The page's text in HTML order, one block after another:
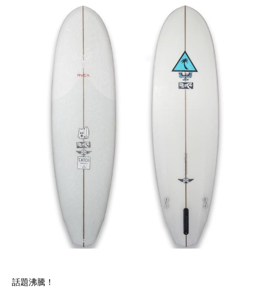
話題沸騰！